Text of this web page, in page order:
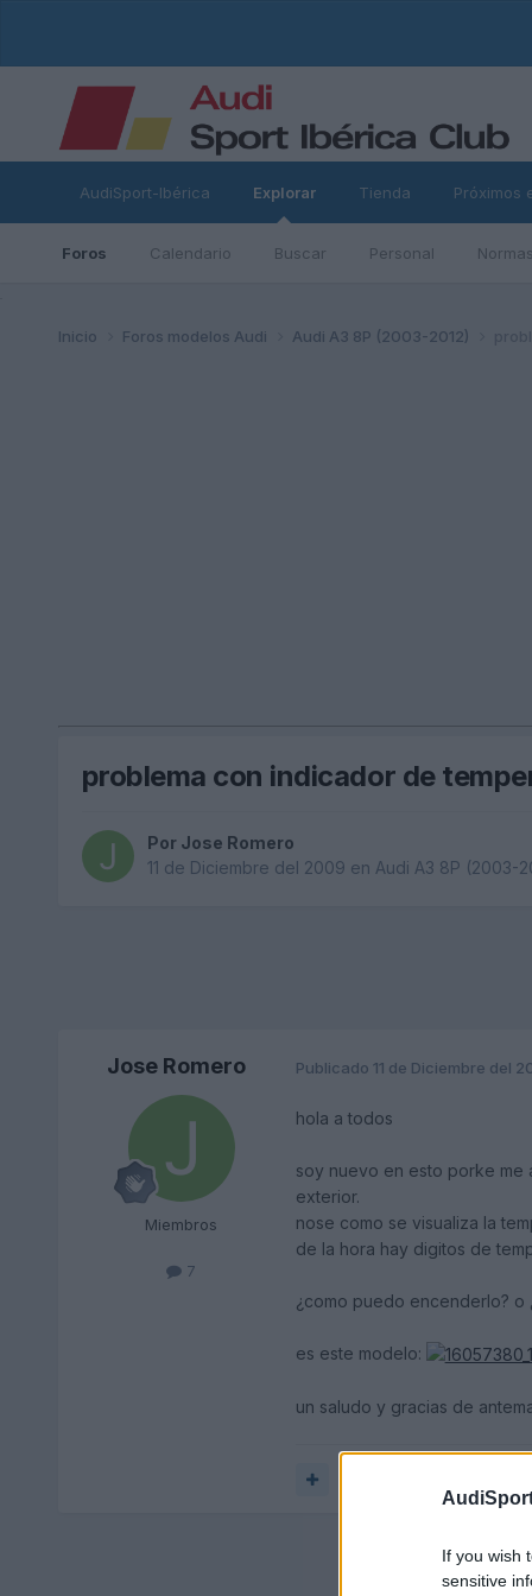
If you wish
sensitive
AudiSport-Ibérica Explorar
Foros Calendario Buscar Personal
Tienda Próximos
Inicio Foros modelos Audi Audi A3 8P (2003-2012)
problema con indicador de
Por Jose Romero
11 de Diciembre del 2009 en Audi A3 8P (2003-
Jose Romero
Miembros
7
Publicado 11 de Diciembre del
hola a todos
soy nuevo en esto porke me
exterior.
nose como se visualiza la
de la hora hay digitos de
¿como puedo encenderlo?
es este modelo:
un saludo y gracias de